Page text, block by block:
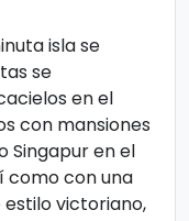
isla se
se
en el
con mansiones
Singapur en el
como con una
victoriano,